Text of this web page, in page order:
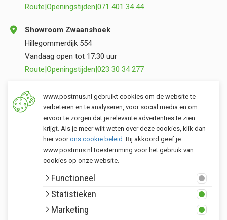
Klantenservice
Postmus merken
Route|Openingstijden|071 401 34 44
Showroom Zwaanshoek
Hillegommerdijk 554
Vandaag open tot 17:30 uur
Route|Openingstijden|023 30 34 277
Opslag Valkenburg (ZH)
Torenvlietslaan 3
Vandaag open tot 17:00 uur
Route|Openingstijden |071 401 34 44
www.postmus.nl gebruikt cookies om de website te
verbeteren en te analyseren, voor social media en om
ervoor te zorgen dat je relevante advertenties te zien
krijgt. Als je meer wilt weten over deze cookies, klik dan
hier voorons cookie beleid . Bij akkoord geef je
www.postmus.nl toestemming voor het gebruik van
cookies op onze website.
Functioneel
Statistieken
Marketing